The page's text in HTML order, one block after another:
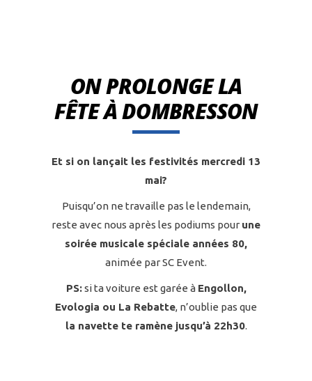
ON PROLONGE LA
FÊTE À DOMBRESSON
Et si on lançait les festivités mercredi 13
mai?
Puisqu’on ne travaille pas le lendemain,
reste avec nous après les podiums pour une
soirée musicale spéciale années 80,
animée par SC Event.
PS:si ta voiture est garée à Engollon,
Evologia ou La Rebatte, n’oublie pas que
la navette te ramène jusqu’à 22h30.